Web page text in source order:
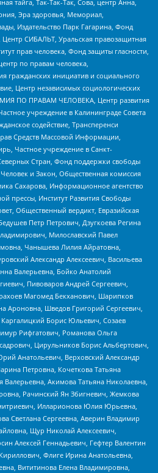
тайга, Так-Так-Так, Сова, центр Анна,
Эра здоровья, Мемориал,
Издательство Парк Гагарина, Фонд
СИБАЛЬТ, Уральская правозащитная
прав человека, Фонд защиты гласности,
по правам человека,
гражданских инициатив и социального
Центр независимых социологических
ПО ПРАВАМ ЧЕЛОВЕКА, Центр развития
учреждение в Калининграде Совета
содействие, Трансперенси
Средств Массовой Информации,
Частное учреждение в Санкт-
Стран, Фонд поддержки свободы
и Закон, Общественная комиссия
Сахарова, Информационное агентство
прессы, Институт Развития Свободы
Общественный вердикт, Евразийская
Петр Петрович, Дзугкоева Регина
Милославский Павел
Чанышева Лилия Айратовна,
Александр Алексеевич, Васильева
Валерьевна, Бойко Анатолий
Пивоваров Андрей Сергеевич,
Магомед Бекханович, Шарипков
Ароновна, Шведов Григорий Сергеевич,
Борис Юльевич, Созаев
Рифгатович, Романова Ольга
Цирульников Борис Альбертович,
Анатольевич, Верховский Александр
Петровна, Кочеткова Татьяна
Акимова Татьяна Николаевна,
Рачинский Ян Збигневич, Жемкова
Илларионова Юлия Юрьевна,
Светлана Сергеевна, Аверин Владимир
Щур Николай Алексеевич,
Алексей Геннадьевич, Гефтер Валентин
Флиге Ирина Анатольевна,
Вититинова Елена Владимировна,